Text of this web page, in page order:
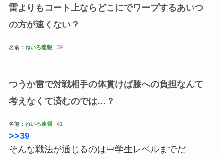
雷よりもコート上ならどこにでワープするあいつ
の方が速くない？
名前： ねいろ速報 39
つうか雷で対戦相手の体貫けば膝への負担なんて
考えなくて済むのでは…？
名前： ねいろ速報 41
>>39
そんな戦法が通じるのは中学生レベルまでだ